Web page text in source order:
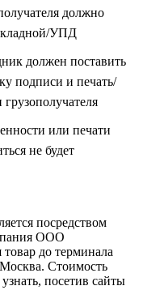
должно
УПД
должен поставить
подписи и печать/
или печати
не будет
посредством
ООО
до терминала
Стоимость
посетив сайты